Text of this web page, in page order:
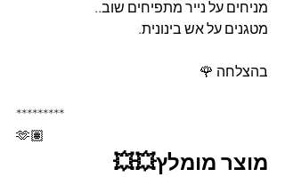
מניחים על נייר מתפיחים שוב..
מטגנים על אש בינונית.
בהצלחה 🌹
*********
🫶🏽
מוצר מומלץ💥💥